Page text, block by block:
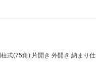
式(75角) 片開き 外開き 納まり仕